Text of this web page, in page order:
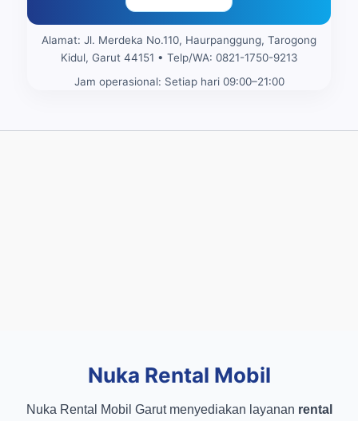
Alamat: Jl. Merdeka No.110, Haurpanggung, Tarogong
Kidul, Garut 44151 • Telp/WA: 0821-1750-9213
Jam operasional: Setiap hari 09:00–21:00
Nuka Rental Mobil
Nuka Rental Mobil Garut menyediakan layanan rental